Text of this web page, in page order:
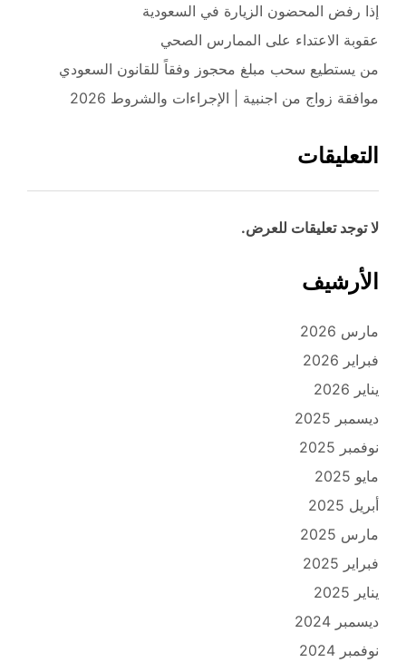
إذا رفض المحضون الزيارة في السعودية
عقوبة الاعتداء على الممارس الصحي
من يستطيع سحب مبلغ محجوز وفقاً للقانون السعودي
موافقة زواج من اجنبية | الإجراءات والشروط 2026
التعليقات
لا توجد تعليقات للعرض.
الأرشيف
مارس 2026
فبراير 2026
يناير 2026
ديسمبر 2025
نوفمبر 2025
مايو 2025
أبريل 2025
مارس 2025
فبراير 2025
يناير 2025
ديسمبر 2024
نوفمبر 2024